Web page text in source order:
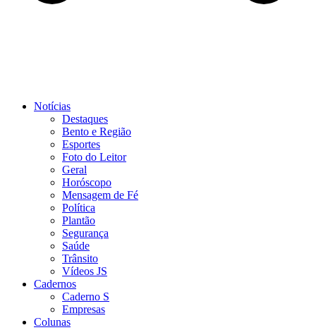
Notícias
Destaques
Bento e Região
Esportes
Foto do Leitor
Geral
Horóscopo
Mensagem de Fé
Política
Plantão
Segurança
Saúde
Trânsito
Vídeos JS
Cadernos
Caderno S
Empresas
Colunas